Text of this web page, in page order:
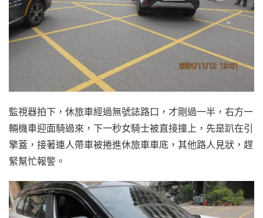
監視器拍下，休旅車經過無號誌路口，才剛過一半，右方一
輛機車迎面騎過來，下一秒女騎士被直接撞上，先是趴在引
擎蓋，接著連人帶車被捲進休旅車車底，其他路人見狀，趕
緊幫忙報警。